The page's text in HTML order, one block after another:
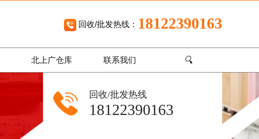
回收/批发热线： 18122390163
北上广仓库 联系我们 🔍
回收/批发热线
18122390163